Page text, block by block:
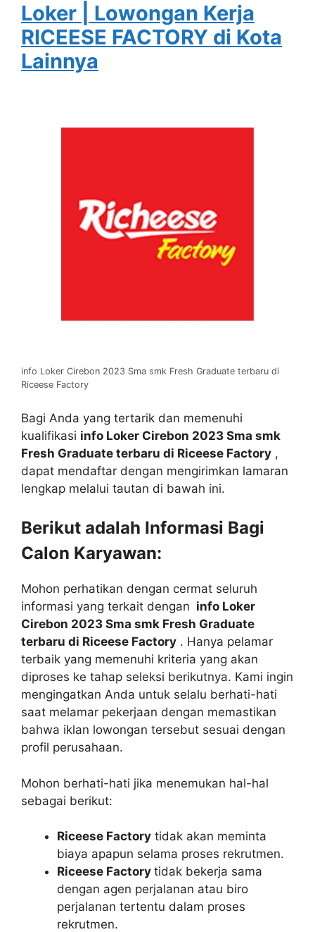
Loker | Lowongan Kerja
RICEESE FACTORY di Kota
Lainnya
info Loker Cirebon 2023 Sma smk Fresh Graduate terbaru di
Riceese Factory
Bagi Anda yang tertarik dan memenuhi
kualifikasi info Loker Cirebon 2023 Sma smk
Fresh Graduate terbaru di Riceese Factory ,
dapat mendaftar dengan mengirimkan lamaran
lengkap melalui tautan di bawah ini.
Berikut adalah Informasi Bagi
Calon Karyawan:
Mohon perhatikan dengan cermat seluruh
informasi yang terkait dengan info Loker
Cirebon 2023 Sma smk Fresh Graduate
terbaru di Riceese Factory . Hanya pelamar
terbaik yang memenuhi kriteria yang akan
diproses ke tahap seleksi berikutnya. Kami ingin
mengingatkan Anda untuk selalu berhati-hati
saat melamar pekerjaan dengan memastikan
bahwa iklan lowongan tersebut sesuai dengan
profil perusahaan.
Mohon berhati-hati jika menemukan hal-hal
sebagai berikut:
Riceese Factory tidak akan meminta
biaya apapun selama proses rekrutmen.
Riceese Factory tidak bekerja sama
dengan agen perjalanan atau biro
perjalanan tertentu dalam proses
rekrutmen.